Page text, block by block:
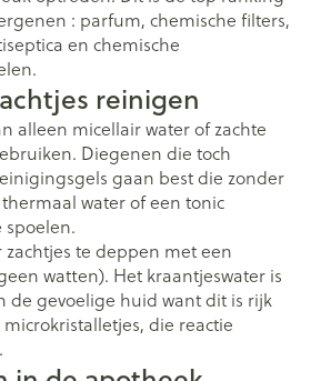
: parfum, chemische filters,
en chemische
reinigen
alleen micellair water of zachte
Diegenen die toch
gaan best die zonder
water of een tonic
te deppen met een
watten). Het kraantjeswater is
de gevoelige huid want dit is rijk
die reactie